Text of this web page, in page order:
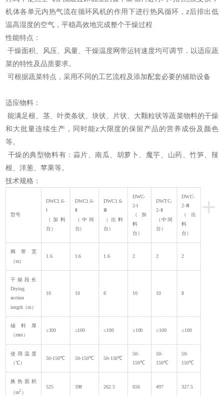
机体各单元内热气流在循环风机的作用下进行热风循环，z后排出低
温高湿度的空气，平稳高效地完成整个干燥过程
性能特点：
干燥面积、风压、风量、干燥温度网带运转速度均可调节．以适应蔬
菜的特性及品质要求。
可根据蔬菜特点，采用不同的工艺流程及添加配套必要的辅助设备
适应物料：
能满足根、茎、叶类条状、块状、片状、大颗粒状等蔬菜物料的干燥
和大批量连续生产，同时能z大限度的保留产品的营养成份及颜色
等。
干燥的典型物料有：蒜片、南瓜、胡萝卜、魔芋、山药、竹笋、辣
根、洋葱、苹果等。
技术规格：
+
型号
DWC1.6-
（加料
台）
DWC1.6-
（中间
台）
DWC1.6-
（出料
台）
DWC-
2-Ⅰ
（加
料
台）
DWTC-
2-Ⅱ
（中间
台）
DWC-
2-Ⅲ
（出
料
台）
网带宽
（m）
1.6 1.6 1.6 2 2 2
干燥段长
Drying
section
length（m）
10 10 8 10 10 8
铺料厚
（mm）
≤100 ≤100 ≤100 ≤100 ≤100 ≤100
使用温度
（℃）
50-150℃ 50-150℃ 50-150℃
50-
150℃
50-
150℃
50-
150℃
换热面积
（m2 ）
525 398 262.5 656 497 327.5